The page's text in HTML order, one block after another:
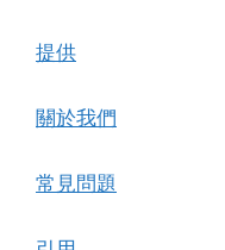
提供
關於我們
常見問題